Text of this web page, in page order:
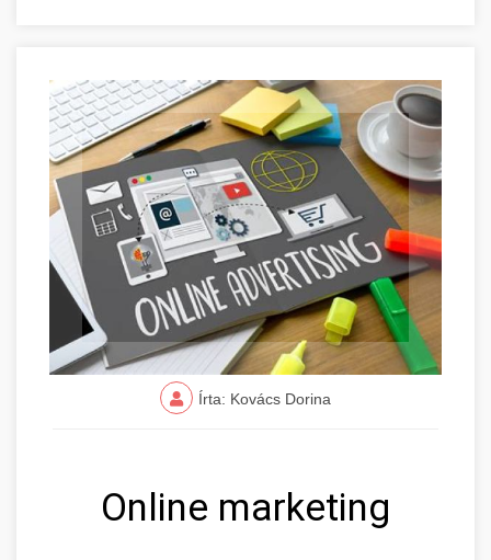
Írta: Kovács Dorina
Online marketing